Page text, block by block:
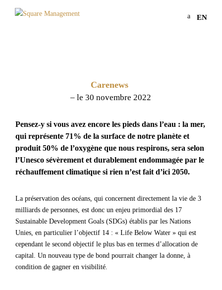
a EN
Carenews
– le 30 novembre 2022
Pensez‑y si vous avez encore les pieds dans l’eau : la mer,
qui représente 71% de la surface de notre planète et
produit 50% de l’oxygène que nous respirons, sera selon
l’Unesco sévèrement et durablement endommagée par le
réchauffement climatique si rien n’est fait d’ici 2050.
La préservation des océans, qui concernent directement la vie de 3
milliards de personnes, est donc un enjeu primordial des 17
Sustainable Development Goals (SDGs) établis par les Nations
Unies, en particulier l’objectif 14 : « Life Below Water » qui est
cependant le second objectif le plus bas en termes d’allocation de
capital. Un nouveau type de bond pourrait changer la donne, à
condition de gagner en visibilité.